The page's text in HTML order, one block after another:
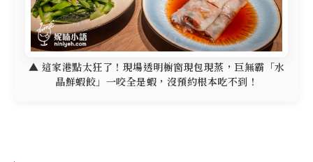
▲ 這家港點太狂了！現場透明櫥窗現包現蒸，巨無霸「水
晶鮮蝦餃」一咬全是蝦，沒預約根本吃不到！